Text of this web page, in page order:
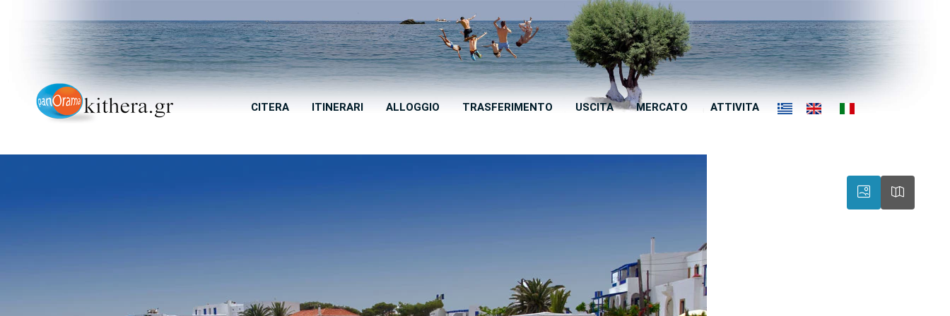
CITERA ITINERARI ALLOGGIO TRASFERIMENTO USCITA MERCATO ATTIVITA